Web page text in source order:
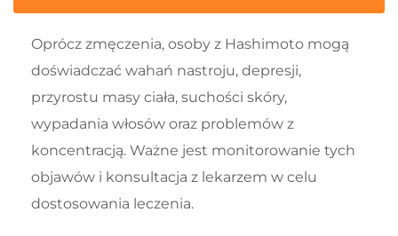
Oprócz zmęczenia, osoby z Hashimoto mogą
doświadczać wahań nastroju, depresji,
przyrostu masy ciała, suchości skóry,
wypadania włosów oraz problemów z
koncentracją. Ważne jest monitorowanie tych
objawów i konsultacja z lekarzem w celu
dostosowania leczenia.